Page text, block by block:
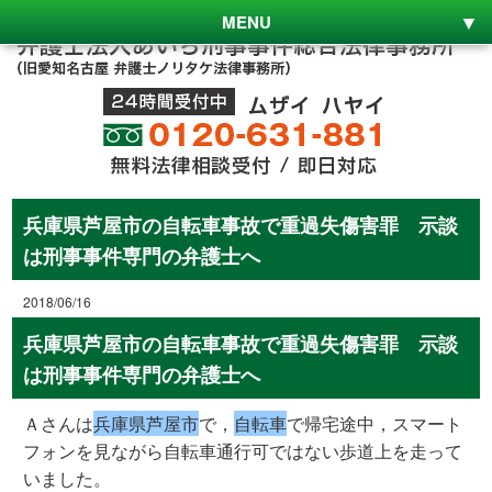
MENU
兵庫県芦屋市の自転車事故で重過失傷害罪 示談
は刑事事件専門の弁護士へ
2018/06/16
兵庫県芦屋市の自転車事故で重過失傷害罪 示談
は刑事事件専門の弁護士へ
Ａさんは兵庫県芦屋市で， 自転車で帰宅途中，スマート
フォンを見ながら自転車通行可ではない歩道上を走って
いました。